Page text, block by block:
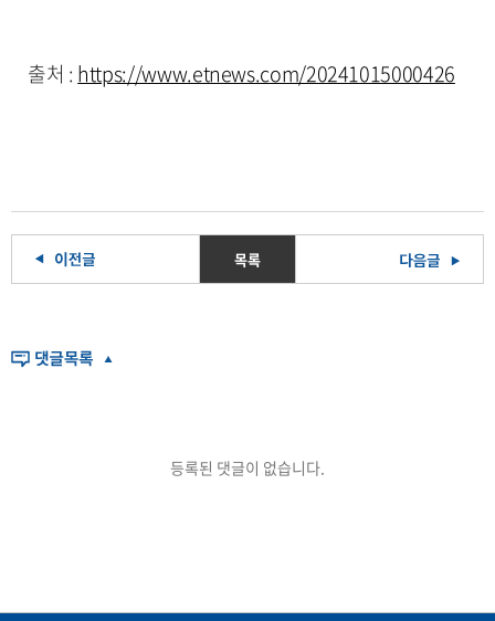
출처 : https://www.etnews.com/20241015000426
목록
등록된 댓글이 없습니다.